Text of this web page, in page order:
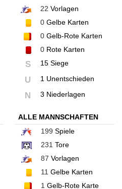
22 Vorlagen
0Gelbe Karten
0Gelb-Rote Karten
0Rote Karten
S 15 Siege
U 1 Unentschieden
N 3 Niederlagen
ALLE MANNSCHAFTEN
199 Spiele
231 Tore
87 Vorlagen
11 Gelbe Karten
1 Gelb-Rote Karte